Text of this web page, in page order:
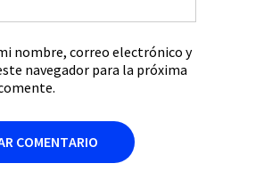
nombre, correo electrónico y
navegador para la próxima